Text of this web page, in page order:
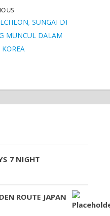
SUNGAI DI
MUNCUL DALAM
7 NIGHT
ROUTE JAPAN